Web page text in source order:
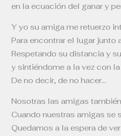
en la ecuación del ganar y
Y yo su amiga me retuerzo
Para encontrar el lugar junto
Respetando su distancia y
y sintiéndome a la vez con
De no decir, de no hacer…
Nosotras las amigas
Cuando nuestras amigas se
Quedamos a la espera de